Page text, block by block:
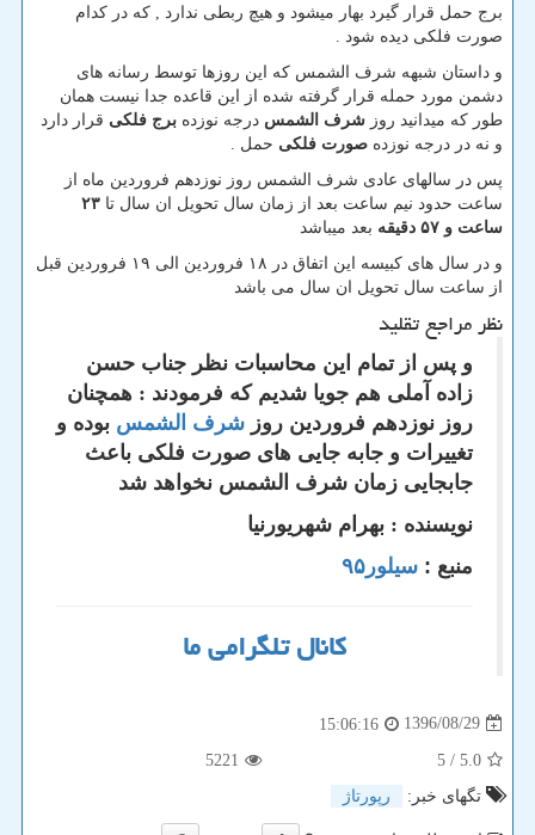
برج حمل قرار گیرد بهار میشود و هیچ ربطی ندارد , که در کدام
صورت فلکی دیده شود .
و داستان شبهه شرف الشمس که این روزها توسط رسانه های
دشمن مورد حمله قرار گرفته شده از این قاعده جدا نیست همان
طور که میدانید روز شرف الشمس درجه نوزده برج فلکی قرار دارد
و نه در درجه نوزده صورت فلکی حمل .
پس در سالهای عادی شرف الشمس روز نوزدهم فروردین ماه از
ساعت حدود نیم ساعت بعد از زمان سال تحویل ان سال تا ۲۳
ساعت و ۵۷ دقیقه
بعد میباشد
و در سال های کبیسه این اتفاق در ۱۸ فروردین الی ۱۹ فروردین قبل
از ساعت سال تحویل ان سال می باشد
نظر مراجع تقلید
و پس از تمام این محاسبات نظر جناب حسن
زاده آملی هم جویا شدیم که فرمودند : همچنان
روز نوزدهم فروردین روز شرف الشمس بوده و
تغییرات و جابه جایی های صورت فلکی باعث
جابجایی زمان شرف الشمس نخواهد شد
نویسنده : بهرام شهریورنیا
منبع : سیلور۹۵
کانال تلگرامی ما
1396/08/29
15:06:16
5.0
/ 5
5221
تگهای خبر:
رپورتاژ